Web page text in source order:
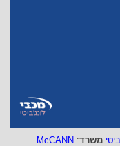
משרד:
McCANN